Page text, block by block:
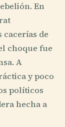
En
de
choque fue
A
y poco
políticos
hecha a